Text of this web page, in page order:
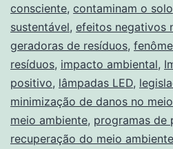
consciente, contaminam o solo
sustentável, efeitos negativos
geradoras de resíduos,
resíduos, impacto ambiental,
positivo, lâmpadas LED,
minimização de danos no
meio ambiente, programas de
recuperação do meio ambiente